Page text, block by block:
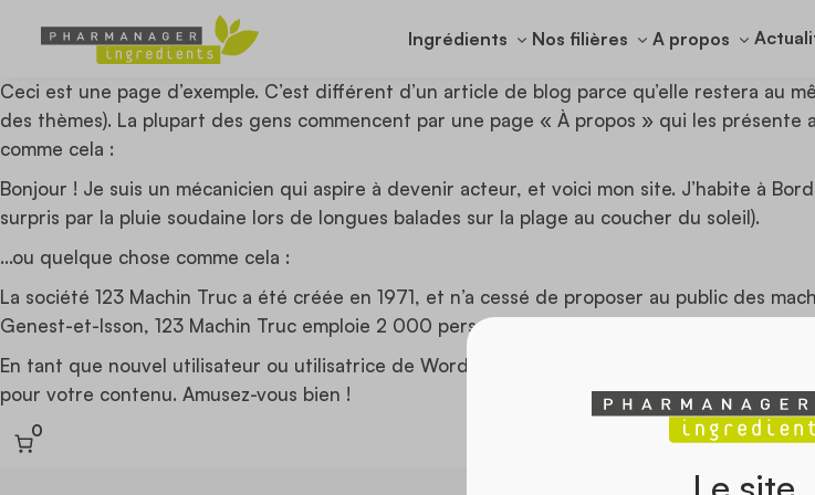
Ingrédients Nos filières A propos
Ceci est une page d’exemple. C’est différent d’un article de blog parce qu’elle restera
des thèmes). La plupart des gens commencent par une page « À propos » qui les
comme cela :
Bonjour ! Je suis un mécanicien qui aspire à devenir acteur, et voici mon site. J’habite à
surpris par la pluie soudaine lors de longues balades sur la plage au coucher du soleil).
…ou quelque chose comme cela :
La société 123 Machin Truc a été créée en 1971, et n’a cessé de proposer au public des
Genest-et-Isson, 123 Machin Truc emploie 2 000 personnes, et fabrique toutes sortes de
En tant que nouvel utilisateur ou utilisatrice de WordPress, vous devriez vous rendre sur
pour votre contenu. Amusez-vous bien !
0